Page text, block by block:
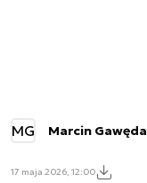
MG Marcin Gawęda
17 maja 2026, 12:00